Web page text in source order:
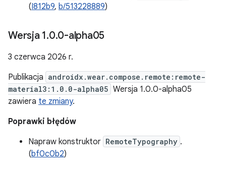
(I812b9, b/513228889)
Wersja 1.0.0-alpha05
3 czerwca 2026 r.
Publikacja androidx.wear.compose.remote:remote-
material3:1.0.0-alpha05 Wersja 1.0.0-alpha05
zawiera te zmiany.
Poprawki błędów
Napraw konstruktor RemoteTypography .
(bf0c0b2)